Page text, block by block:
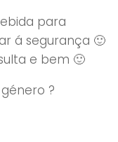
para
á segurança 🙂
e bem 🙂
?